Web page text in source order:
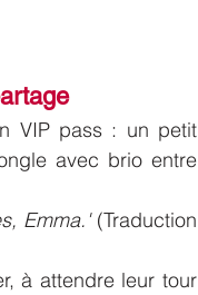
VIP pass : un petit
avec brio entre
Emma.' (Traduction
à attendre leur tour